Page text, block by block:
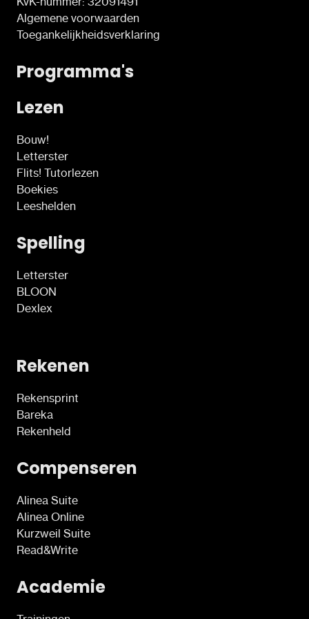
Algemene voorwaarden
Toegankelijkheidsverklaring
Programma's
Lezen
Bouw!
Letterster
Flits! Tutorlezen
Boekies
Leeshelden
Spelling
Letterster
BLOON
Dexlex
Rekenen
Rekensprint
Bareka
Rekenheld
Compenseren
Alinea Suite
Alinea Online
Kurzweil Suite
Read&Write
Academie